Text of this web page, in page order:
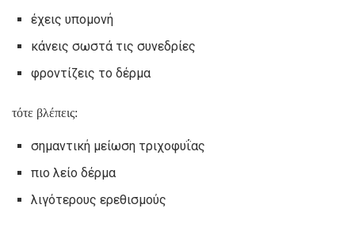
έχεις υπομονή
κάνεις σωστά τις συνεδρίες
φροντίζεις το δέρμα
τότε βλέπεις:
σημαντική μείωση τριχοφυΐας
πιο λείο δέρμα
λιγότερους ερεθισμούς